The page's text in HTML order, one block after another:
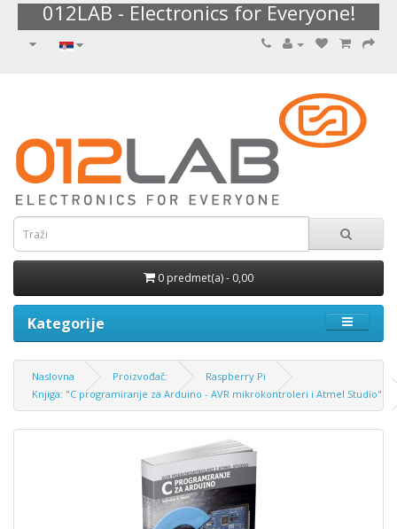
012LAB - Electronics for Everyone!
0 predmet(a) - 0,00
Kategorije
Naslovna Proizvođač:
Raspberry Pi
Knjiga: "C programiranje za Arduino - AVR mikrokontroleri i Atmel Studio"